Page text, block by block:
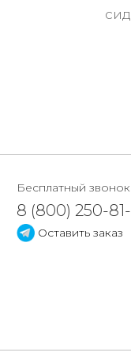
Бесплатный звонок
8 (800) 250-81-
Оставить заказ